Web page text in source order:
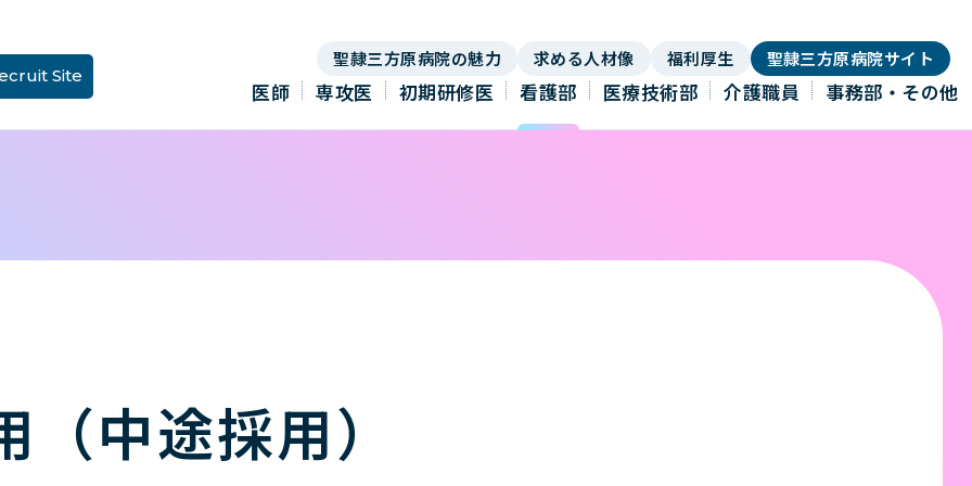
Site
聖隷三方原病院の魅力 求める人材像 福利厚生 聖隷三方原病院サイト
医師 専攻医 初期研修医 看護部 医療技術部 介護職員 事務部・その他
中途採用）